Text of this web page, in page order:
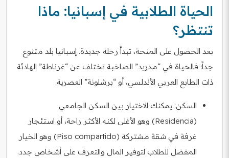
الحياة الطلابية في إسبانيا: ماذا
تنتظر؟
بعد الحصول على المنحة، تبدأ رحلة جديدة. إسبانيا بلد متنوع
جداً؛ فالحياة في “مدريد” الصاخبة تختلف عن “غرناطة” الهادئة
ذات الطابع العربي الأندلسي، أو “برشلونة” العصرية.
السكن: يمكنك الاختيار بين السكن الجامعي
(Residencia) وهو الأغلى لكنه الأكثر راحة، أو استئجار
غرفة في شقة مشتركة (Piso compartido) وهو الخيار
المفضل للطلاب لتوفير المال والتعرف على أشخاص جدد.